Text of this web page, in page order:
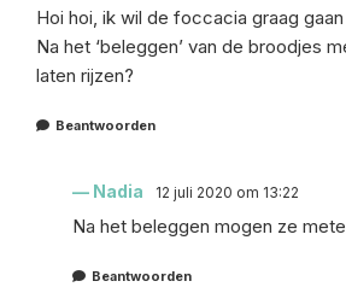
Hoi hoi, ik wil de foccacia graag
Na het ‘beleggen’ van de broodjes
laten rijzen?
Beantwoorden
Nadia 12 juli 2020 om 13:22
Na het beleggen mogen ze
Beantwoorden